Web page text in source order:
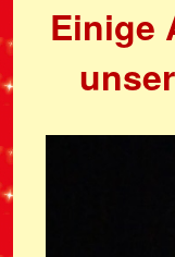
Einige